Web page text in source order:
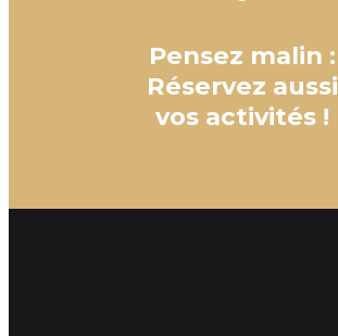
Pensez malin :
Réservez aussi
vos activités !